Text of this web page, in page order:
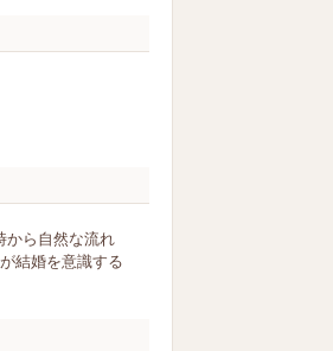
から自然な流れ
結婚を意識する